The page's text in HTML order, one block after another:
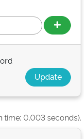
time: 0.003 seconds).